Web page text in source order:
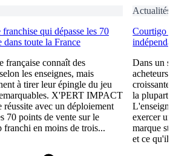
qui dépasse les 70
dans toute la France
française connaît des
les enseignes, mais
à tirer leur épingle du jeu
X'PERT IMPACT
avec un déploiement
70 points de vente sur le
en moins de trois...
Actualités
Courtigo :
Dans un
acheteurs
la plupart
exercer
marque
et ce qu'il